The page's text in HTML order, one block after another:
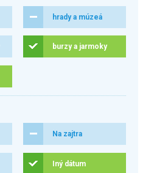
hrady a múzeá
burzy a jarmoky
Na zajtra
Iný dátum